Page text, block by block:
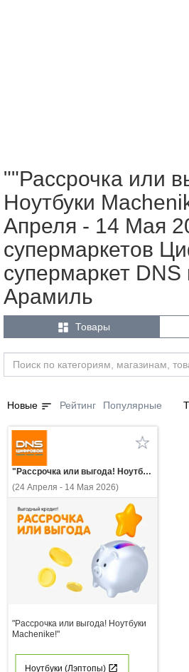
""Рассрочка или
Ноутбуки
Апреля - 14 Мая
супермаркетов
супермаркет DNS
Арамиль
 Товары
Новые sort Рейтинг Популярные
"Рассрочка или выгода! Ноутбуки Machenike!"
(24 Апреля - 14 Мая 2026)
"Рассрочка или выгода! Ноутбуки
Machenike!"
Ноутбуки (Лэптопы)